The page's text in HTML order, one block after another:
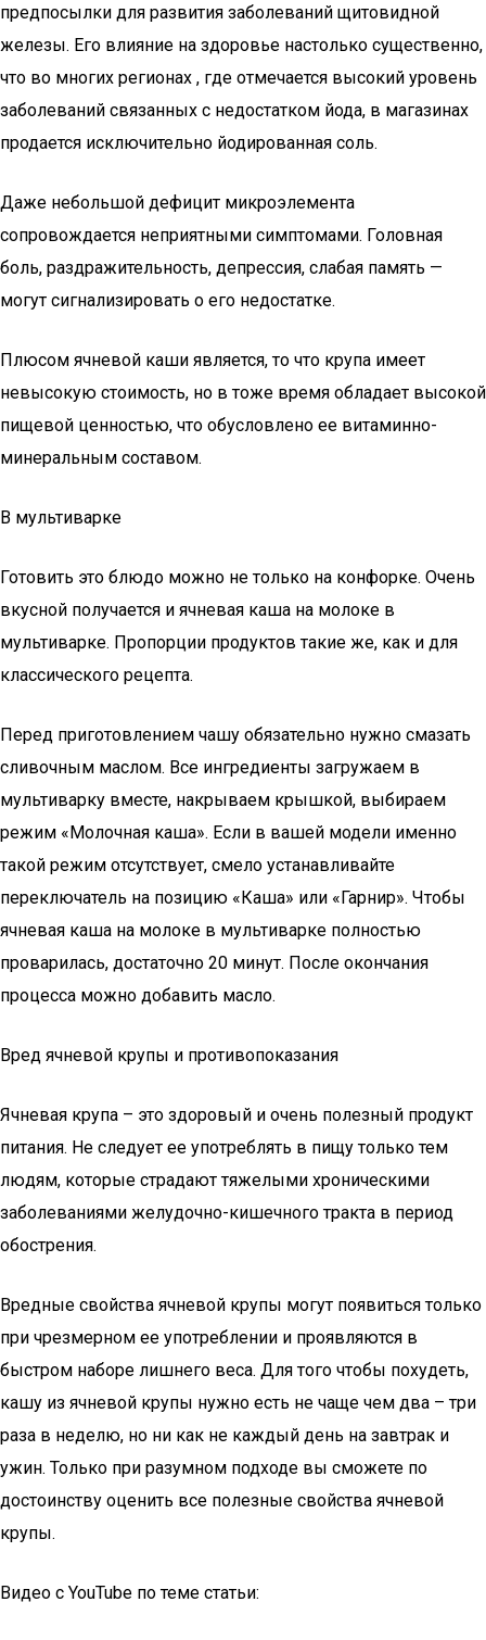
предпосылки для развития заболеваний щитовидной
железы. Его влияние на здоровье настолько существенно,
что во многих регионах , где отмечается высокий уровень
заболеваний связанных с недостатком йода, в магазинах
продается исключительно йодированная соль.
Даже небольшой дефицит микроэлемента
сопровождается неприятными симптомами. Головная
боль, раздражительность, депрессия, слабая память —
могут сигнализировать о его недостатке.
Плюсом ячневой каши является, то что крупа имеет
невысокую стоимость, но в тоже время обладает высокой
пищевой ценностью, что обусловлено ее витаминно-
минеральным составом.
В мультиварке
Готовить это блюдо можно не только на конфорке. Очень
вкусной получается и ячневая каша на молоке в
мультиварке. Пропорции продуктов такие же, как и для
классического рецепта.
Перед приготовлением чашу обязательно нужно смазать
сливочным маслом. Все ингредиенты загружаем в
мультиварку вместе, накрываем крышкой, выбираем
режим «Молочная каша». Если в вашей модели именно
такой режим отсутствует, смело устанавливайте
переключатель на позицию «Каша» или «Гарнир». Чтобы
ячневая каша на молоке в мультиварке полностью
проварилась, достаточно 20 минут. После окончания
процесса можно добавить масло.
Вред ячневой крупы и противопоказания
Ячневая крупа – это здоровый и очень полезный продукт
питания. Не следует ее употреблять в пищу только тем
людям, которые страдают тяжелыми хроническими
заболеваниями желудочно-кишечного тракта в период
обострения.
Вредные свойства ячневой крупы могут появиться только
при чрезмерном ее употреблении и проявляются в
быстром наборе лишнего веса. Для того чтобы похудеть,
кашу из ячневой крупы нужно есть не чаще чем два – три
раза в неделю, но ни как не каждый день на завтрак и
ужин. Только при разумном подходе вы сможете по
достоинству оценить все полезные свойства ячневой
крупы.
Видео с YouTube по теме статьи: